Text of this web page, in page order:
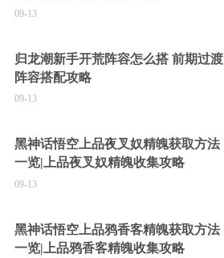
09-13
归龙潮新手开荒阵容怎么搭 前期过渡
阵容搭配攻略
09-13
黑神话悟空上品夜叉奴精魄获取方法
一览|上品夜叉奴精魄收集攻略
09-13
黑神话悟空上品鸦香客精魄获取方法
一览|上品鸦香客精魄收集攻略